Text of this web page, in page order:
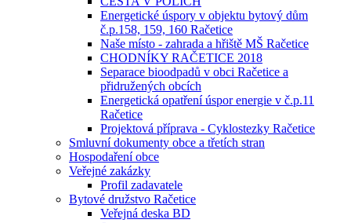
Energetické úspory v objektu bytový dům
č.p.158, 159, 160 Račetice
Naše místo - zahrada a hřiště MŠ Račetice
CHODNÍKY RAČETICE 2018
Separace bioodpadů v obci Račetice a
přidružených obcích
Energetická opatření úspor energie v č.p.11
Račetice
Projektová příprava - Cyklostezky Račetice
Smluvní dokumenty obce a třetích stran
Hospodaření obce
Veřejné zakázky
Profil zadavatele
Bytové družstvo Račetice
Veřejná deska BD